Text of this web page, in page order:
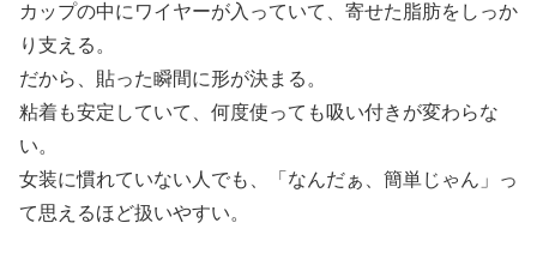
カップの中にワイヤーが入っていて、寄せた脂肪をしっか
り支える。
だから、貼った瞬間に形が決まる。
粘着も安定していて、何度使っても吸い付きが変わらな
い。
女装に慣れていない人でも、「なんだぁ、簡単じゃん」っ
て思えるほど扱いやすい。